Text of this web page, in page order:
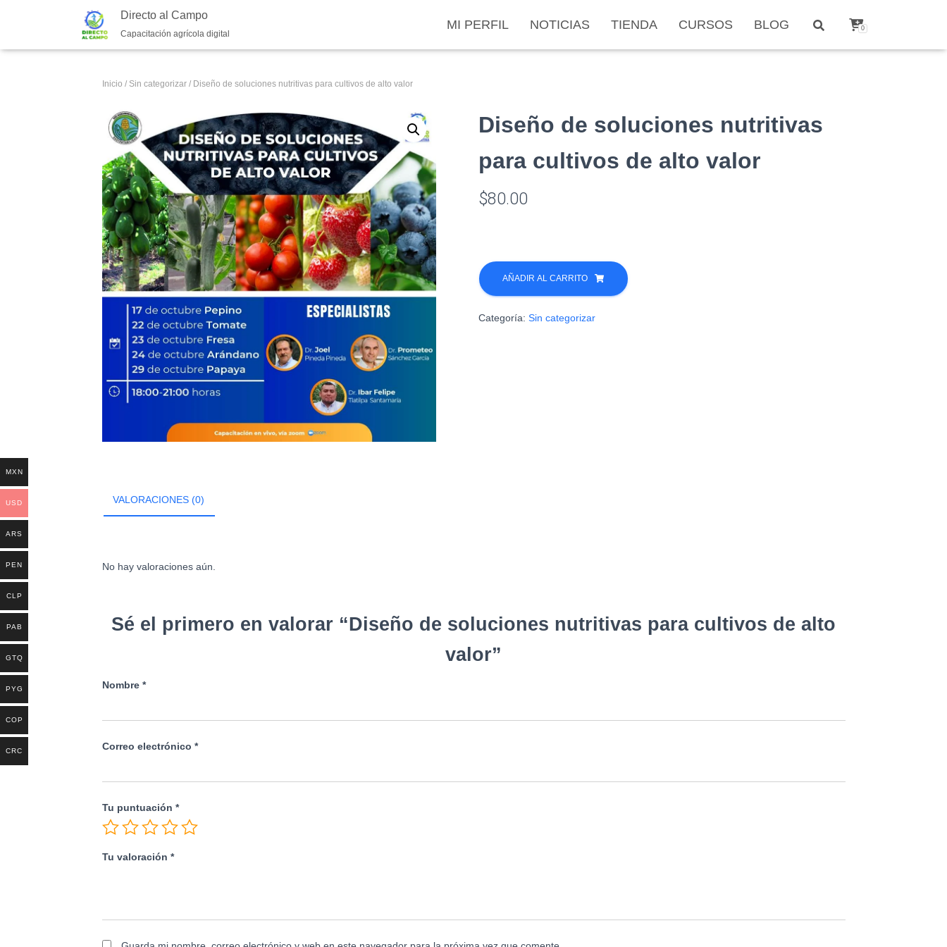
Directo al Campo
Capacitación agrícola digital
MI PERFIL NOTICIAS TIENDA CURSOS BLOG 0
Inicio / Sin categorizar/ Diseño de soluciones nutritivas para cultivos de alto valor
Diseño de soluciones nutritivas
para cultivos de alto valor
$80.00
Diseño
de
soluciones
para
AÑADIR AL CARRITO
Categoría:Sin categorizar
VALORACIONES (0)
No hay valoraciones aún.
Sé el primero en valorar “Diseño de soluciones nutritivas para cultivos de alto
valor”
Nombre *
Correo electrónico *
Tu puntuación *
Tu valoración *
MXN
USD
ARS
PEN
CLP
PAB
GTQ
PYG
COP
CRC